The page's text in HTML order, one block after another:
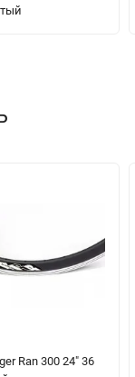
Ran 300 24" 36